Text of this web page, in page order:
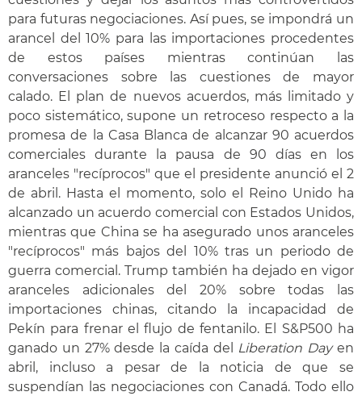
para futuras negociaciones. Así pues, se impondrá un
arancel del 10% para las importaciones procedentes
de estos países mientras continúan las
conversaciones sobre las cuestiones de mayor
calado. El plan de nuevos acuerdos, más limitado y
poco sistemático, supone un retroceso respecto a la
promesa de la Casa Blanca de alcanzar 90 acuerdos
comerciales durante la pausa de 90 días en los
aranceles "recíprocos" que el presidente anunció el 2
de abril. Hasta el momento, solo el Reino Unido ha
alcanzado un acuerdo comercial con Estados Unidos,
mientras que China se ha asegurado unos aranceles
"recíprocos" más bajos del 10% tras un periodo de
guerra comercial. Trump también ha dejado en vigor
aranceles adicionales del 20% sobre todas las
importaciones chinas, citando la incapacidad de
Pekín para frenar el flujo de fentanilo. El S&P500 ha
ganado un 27% desde la caída del Liberation Dayen
abril, incluso a pesar de la noticia de que se
suspendían las negociaciones con Canadá. Todo ello